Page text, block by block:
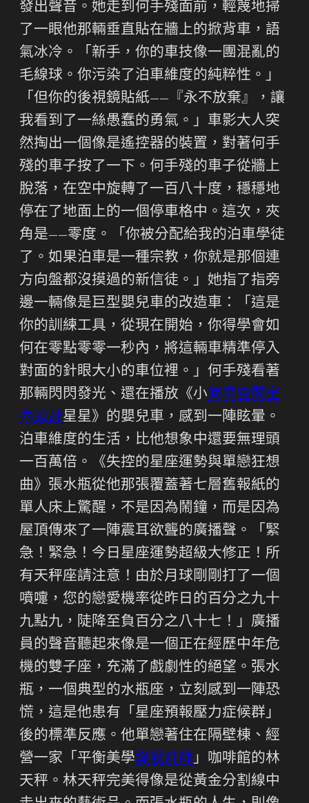
發出聲音。她走到何手殘面前，輕蔑地掃
了一眼他那輛垂直貼在牆上的掀背車，語
氣冰冷。「新手，你的車技像一團混亂的
毛線球。你污染了泊車維度的純粹性。」
「但你的後視鏡貼紙——『永不放棄』，讓
我看到了一絲愚蠢的勇氣。」車影大人突
然掏出一個像是遙控器的裝置，對著何手
殘的車子按了一下。何手殘的車子從牆上
脫落，在空中旋轉了一百八十度，穩穩地
停在了地面上的一個停車格中。這次，夾
角是——零度。「你被分配給我的泊車學徒
了。如果泊車是一種宗教，你就是那個連
方向盤都沒摸過的新信徒。」她指了指旁
邊一輛像是巨型嬰兒車的改造車：「這是
你的訓練工具，從現在開始，你得學會如
何在零點零零一秒內，將這輛車精準停入
對面的針眼大小的車位裡。」何手殘看著
那輛閃閃發光、還在播放《小商業空間室
內設計星星》的嬰兒車，感到一陣眩暈。
泊車維度的生活，比他想象中還要無理頭
一百萬倍。《失控的星座運勢與單戀狂想
曲》張水瓶從他那張覆蓋著七層舊報紙的
單人床上驚醒，不是因為鬧鐘，而是因為
屋頂傳來了一陣震耳欲聾的廣播聲。「緊
急！緊急！今日星座運勢超級大修正！所
有天秤座請注意！由於月球剛剛打了一個
噴嚏，您的戀愛機率從昨日的百分之九十
九點九，陡降至負百分之八十七！」廣播
員的聲音聽起來像是一個正在經歷中年危
機的雙子座，充滿了戲劇性的絕望。張水
瓶，一個典型的水瓶座，立刻感到一陣恐
慌，這是他患有「星座預報壓力症候群」
後的標準反應。他單戀著住在隔壁棟、經
營一家「平衡美學綠設計師」咖啡館的林
天秤。林天秤完美得像是從黃金分割線中